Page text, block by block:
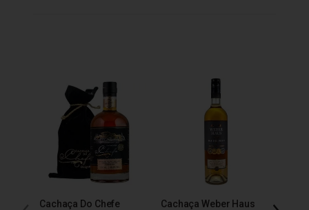
Cachaça Do Chefe
Cachaça Weber Haus